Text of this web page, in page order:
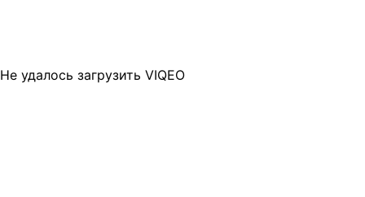
Не удалось загрузить VIQEO